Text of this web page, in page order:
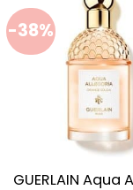
-38%
GUERLAIN Aqua